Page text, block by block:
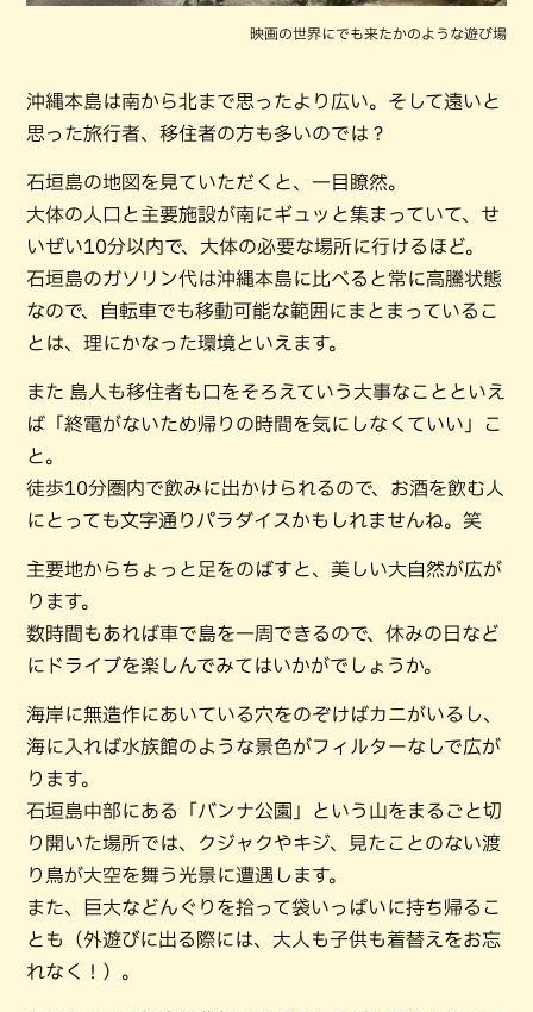
映画の世界にでも来たかのような遊び場
沖縄本島は南から北まで思ったより広い。そして遠いと
思った旅行者、移住者の方も多いのでは？
石垣島の地図を見ていただくと、一目瞭然。
大体の人口と主要施設が南にギュッと集まっていて、せ
いぜい10分以内で、大体の必要な場所に行けるほど。
石垣島のガソリン代は沖縄本島に比べると常に高騰状態
なので、自転車でも移動可能な範囲にまとまっているこ
とは、理にかなった環境といえます。
また 島人も移住者も口をそろえていう大事なことといえ
ば「終電がないため帰りの時間を気にしなくていい」こ
と。
徒歩10分圏内で飲みに出かけられるので、お酒を飲む人
にとっても文字通りパラダイスかもしれませんね。笑
主要地からちょっと足をのばすと、美しい大自然が広が
ります。
数時間もあれば車で島を一周できるので、休みの日など
にドライブを楽しんでみてはいかがでしょうか。
海岸に無造作にあいている穴をのぞけばカニがいるし、
海に入れば水族館のような景色がフィルターなしで広が
ります。
石垣島中部にある「バンナ公園」という山をまるごと切
り開いた場所では、クジャクやキジ、見たことのない渡
り鳥が大空を舞う光景に遭遇します。
また、巨大などんぐりを拾って袋いっぱいに持ち帰るこ
とも（外遊びに出る際には、大人も子供も着替えをお忘
れなく！）。